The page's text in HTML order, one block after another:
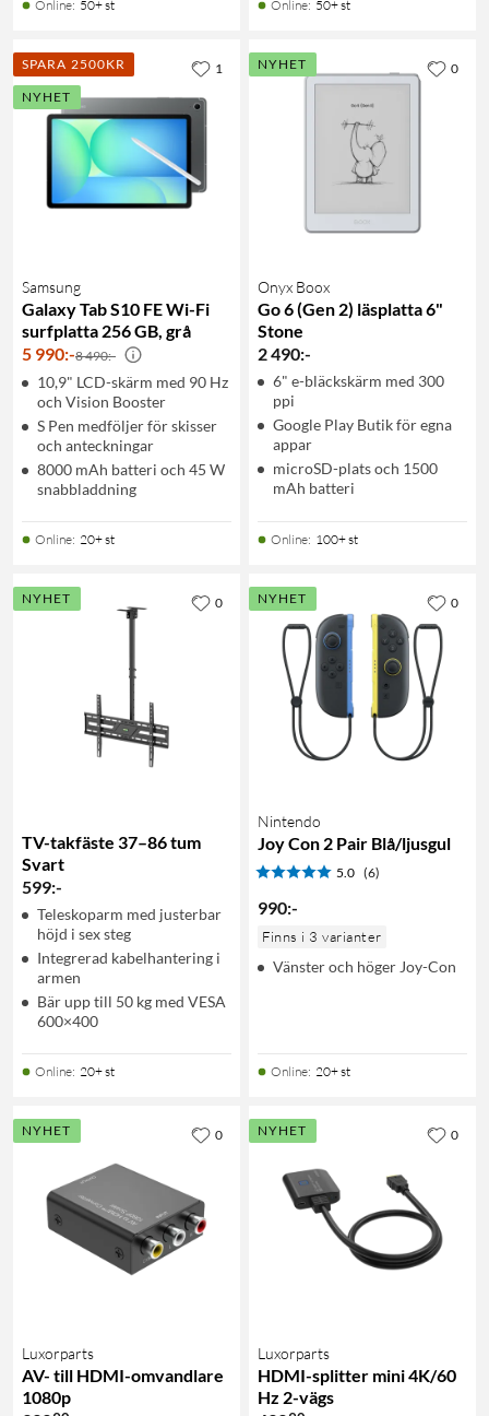
Online: 50+ st Online: 50+ st
SPARA 2500KR
NYHET
Samsung
Galaxy Tab S10 FE Wi-Fi
surfplatta 256 GB, grå
5 990:-8 490:-
10,9" LCD-skärm med 90 Hz
och Vision Booster
S Pen medföljer för skisser
och anteckningar
8000 mAh batteri och 45 W
snabbladdning
Online: 20+ st
1 NYHET
Onyx Boox
Go 6 (Gen 2) läsplatta 6"
Stone
2 490:-
6" e-bläckskärm med 300
ppi
Google Play Butik för egna
appar
microSD-plats och 1500
mAh batteri
Online: 100+ st
0
NYHET
TV-takfäste 37–86 tum
Svart
599:-
Teleskoparm med justerbar
höjd i sex steg
Integrerad kabelhantering i
armen
Bär upp till 50 kg med VESA
600×400
Online: 20+ st
0 NYHET
Nintendo
Joy Con 2 Pair Blå/ljusgul
5.0 (6)
990:-
Finns i 3 varianter
Vänster och höger Joy-Con
Online: 20+ st
0
NYHET
Luxorparts
AV- till HDMI-omvandlare
1080p
0 NYHET
Luxorparts
HDMI-splitter mini 4K/60
Hz 2-vägs
0